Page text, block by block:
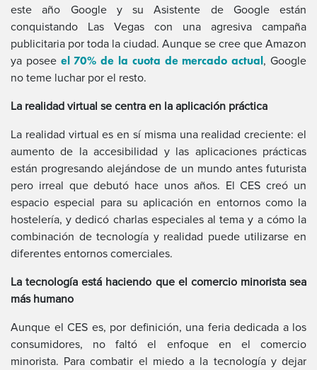
este año Google y su Asistente de Google están
conquistando Las Vegas con una agresiva campaña
publicitaria por toda la ciudad. Aunque se cree que Amazon
ya posee el 70% de la cuota de mercado actual, Google
no teme luchar por el resto.
La realidad virtual se centra en la aplicación práctica
La realidad virtual es en sí misma una realidad creciente: el
aumento de la accesibilidad y las aplicaciones prácticas
están progresando alejándose de un mundo antes futurista
pero irreal que debutó hace unos años. El CES creó un
espacio especial para su aplicación en entornos como la
hostelería, y dedicó charlas especiales al tema y a cómo la
combinación de tecnología y realidad puede utilizarse en
diferentes entornos comerciales.
La tecnología está haciendo que el comercio minorista sea
más humano
Aunque el CES es, por definición, una feria dedicada a los
consumidores, no faltó el enfoque en el comercio
minorista. Para combatir el miedo a la tecnología y dejar